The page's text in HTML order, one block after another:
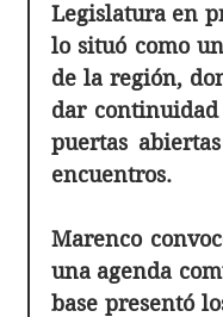
Legislatura en
lo situó como
de la región,
dar
puertas
encuentros.
Marenco
una agenda
base presentó